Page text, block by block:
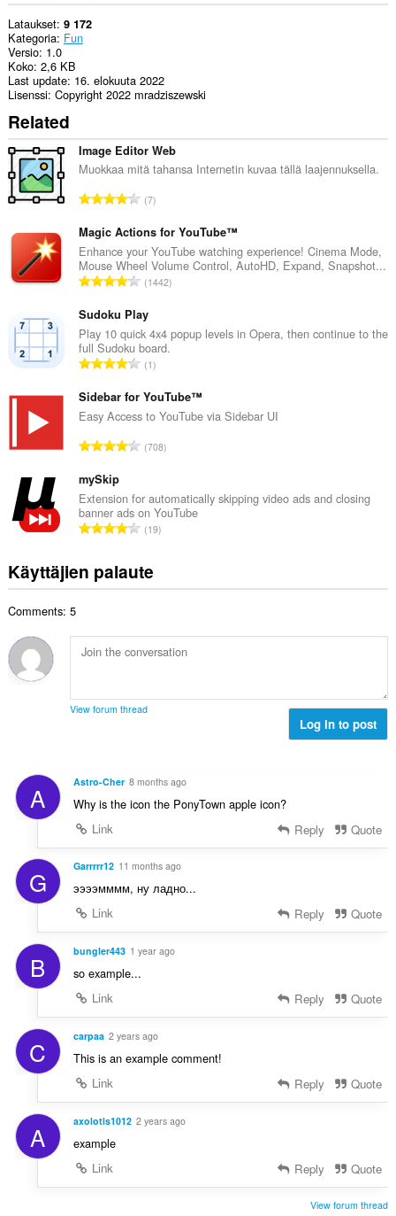
Lataukset 9 172
Kategoria Fun
Versio 1.0
Koko 2,6 KB
Last update 16. elokuuta 2022
Lisenssi Copyright 2022 mradziszewski
Related
Image Editor Web
Muokkaa mitä tahansa Internetin kuvaa tällä laajennuksella.
A
v
i
o
i
a
y
h
e
e
s
7
Magic Actions for YouTube™
Enhance your YouTube watching experience! Cinema Mode,
Mouse Wheel Volume Control, AutoHD, Expand, Snapshot...
A
v
i
o
i
a
y
h
e
n
s
:
1442
Sudoku Play
Play 10 quick 4x4 popup levels in Opera, then continue to the
full Sudoku board.
A
v
i
i
y
h
e
n
:
1
Sidebar for YouTube™
Easy Access to YouTube via Sidebar UI
A
i
o
i
a
y
e
e
ä
708
mySkip
Extension for automatically skipping video ads and closing
banner ads on YouTube
A
v
i
t
a
t
s
:
19
Käyttäjien palaute
Comments: 5
View forum thread
Log in to post
A Astro-Cher 8 months ago
Why is the icon the PonyTown apple icon?
Link
Reply Quote
G Garrrrr12 11 months ago
ээээмммм, ну ладно...
Link
Reply Quote
B bungler443 1 year ago
so example...
Link
Reply Quote
C carpaa 2 years ago
This is an example comment!
Link
Reply Quote
A axolotls1012 2 years ago
example
Link
Reply Quote
View forum thread